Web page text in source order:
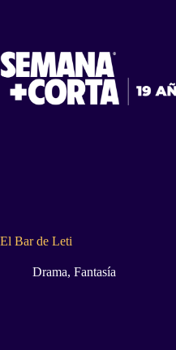
El Bar de Leti
Drama, Fantasía